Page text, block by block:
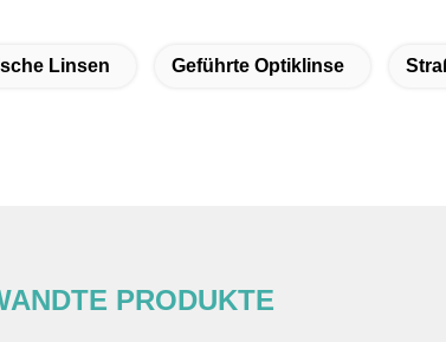
Linsen Geführte Optiklinse
PRODUKTE